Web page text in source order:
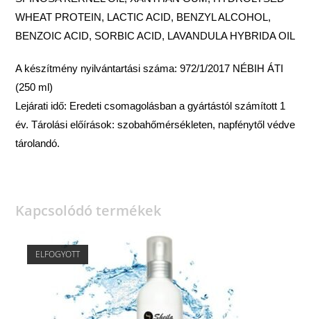
WHEAT PROTEIN, LACTIC ACID, BENZYL ALCOHOL,
BENZOIC ACID, SORBIC ACID, LAVANDULA HYBRIDA OIL
A készítmény nyilvántartási száma: 972/1/2017 NÉBIH ÁTI
(250 ml)
Lejárati idő: Eredeti csomagolásban a gyártástól számított 1
év. Tárolási előírások: szobahőmérsékleten, napfénytől védve
tárolandó.
Kapcsolódó termékek
ELFOGYOTT